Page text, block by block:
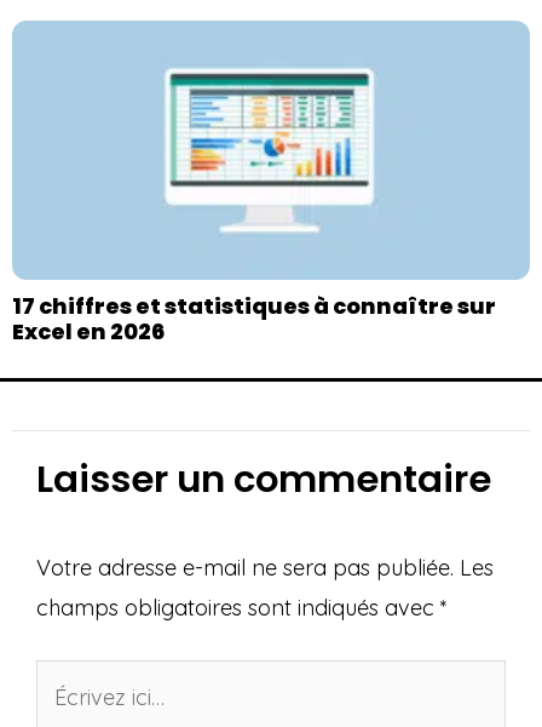
17 chiffres et statistiques à connaître sur
Excel en 2026
Laisser un commentaire
Votre adresse e-mail ne sera pas publiée. Les
champs obligatoires sont indiqués avec *
Écrivez